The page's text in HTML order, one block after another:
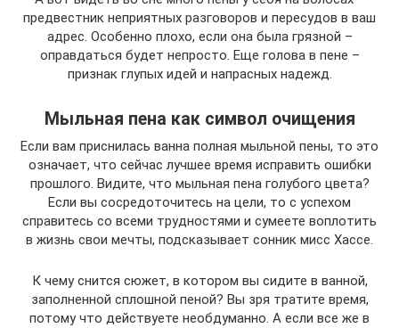
предвестник неприятных разговоров и пересудов в ваш
адрес. Особенно плохо, если она была грязной –
оправдаться будет непросто. Еще голова в пене –
признак глупых идей и напрасных надежд.
Мыльная пена как символ очищения
Если вам приснилась ванна полная мыльной пены, то это
означает, что сейчас лучшее время исправить ошибки
прошлого. Видите, что мыльная пена голубого цвета?
Если вы сосредоточитесь на цели, то с успехом
справитесь со всеми трудностями и сумеете воплотить
в жизнь свои мечты, подсказывает сонник мисс Хассе.
К чему снится сюжет, в котором вы сидите в ванной,
заполненной сплошной пеной? Вы зря тратите время,
потому что действуете необдуманно. А если все же в